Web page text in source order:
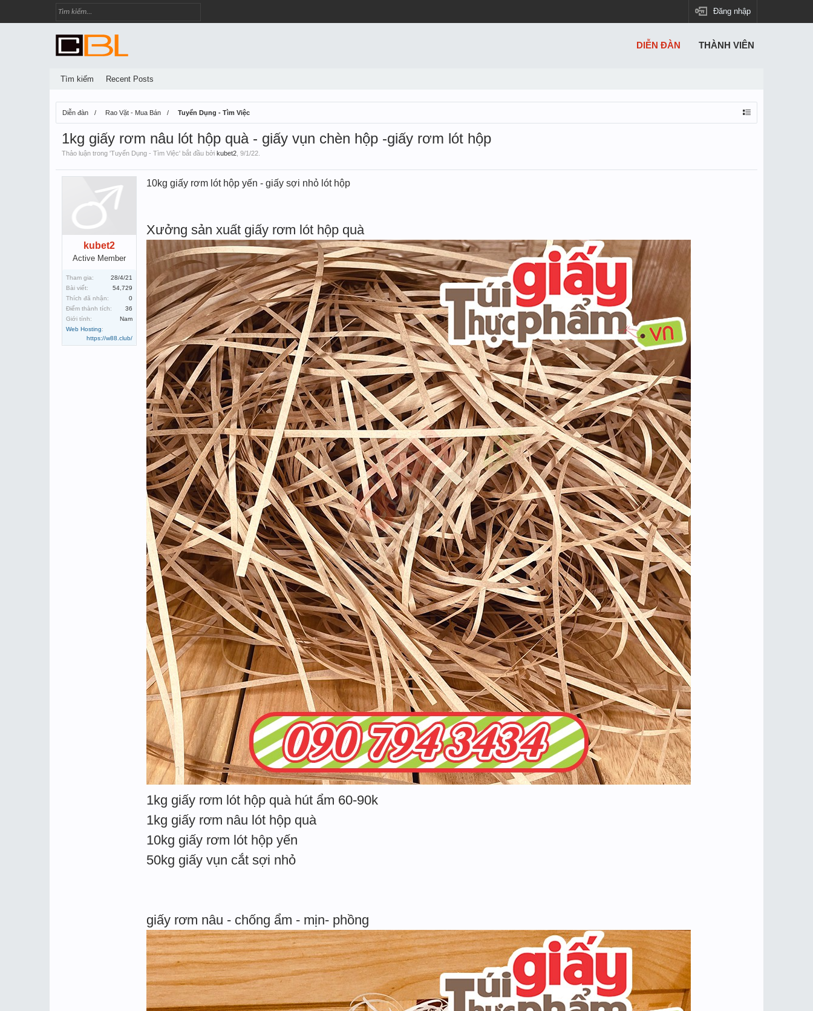
Đăng nhập
Diễn đàn Rao Vặt - Mua Bán Tuyển Dụng - Tìm Việc
1kg giấy rơm nâu lót hộp quà - giấy vụn chèn hộp -giấy rơm lót hộp
Thảo luận trong 'Tuyển Dụng - Tìm Việc' bắt đầu bởi kubet2 9/1/22
kubet2
Active Member
Tham gia:
28/4/21
Bài viết:
54,729
Thích đã nhận:
0
Điểm thành tích:
36
Giới tính:
Nam
Web Hosting:
https://w88.club/
10kg giấy rơm lót hộp yến - giấy sợi nhỏ lót hộp
Xưởng sản xuất giấy rơm lót hộp quà
1kg giấy rơm lót hộp quà hút ẩm 60-90k
1kg giấy rơm nâu lót hộp quà
10kg giấy rơm lót hộp yến
50kg giấy vụn cắt sợi nhỏ
giấy rơm nâu - chống ẩm - mịn- phồng
DIỄN ĐÀN
Tìm kiếm Recent Posts
THÀNH VIÊN